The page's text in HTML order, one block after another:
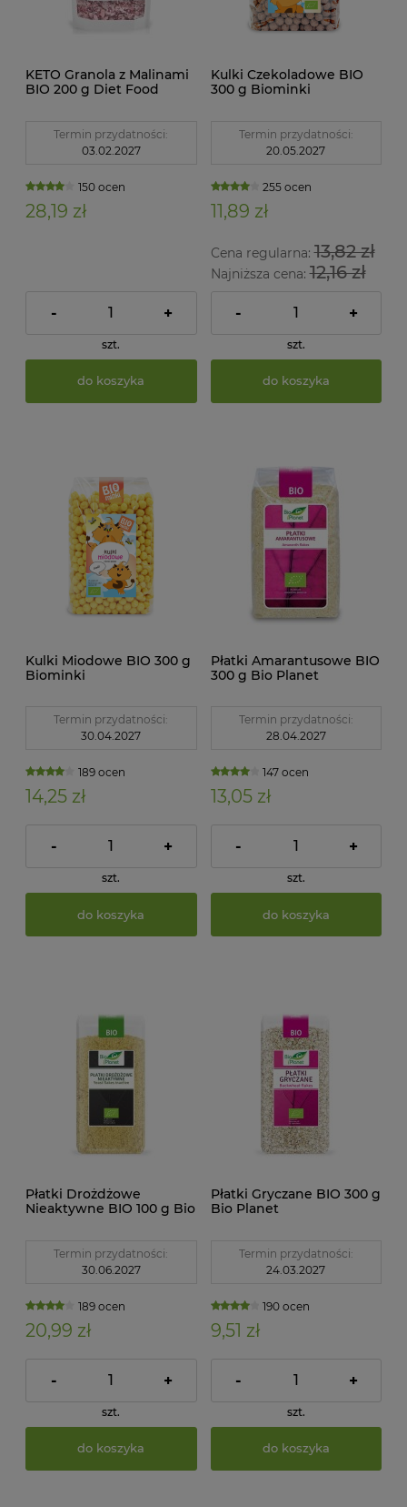
KETO Granola z Malinami
BIO 200 g Diet Food
Termin przydatności:
03.02.2027
150 ocen
28,19 zł
- +
szt.
do koszyka
Kulki Czekoladowe BIO
300 g Biominki
Termin przydatności:
20.05.2027
255 ocen
11,89 zł
Cena regularna:13,82 zł
Najniższa cena:12,16 zł
- +
szt.
do koszyka
Kulki Miodowe BIO 300 g
Biominki
Termin przydatności:
30.04.2027
189 ocen
14,25 zł
- +
szt.
do koszyka
Płatki Amarantusowe BIO
300 g Bio Planet
Termin przydatności:
28.04.2027
147 ocen
13,05 zł
- +
szt.
do koszyka
Płatki Drożdżowe
Nieaktywne BIO 100 g Bio
Termin przydatności:
30.06.2027
189 ocen
20,99 zł
- +
szt.
do koszyka
Płatki Gryczane BIO 300 g
Bio Planet
Termin przydatności:
24.03.2027
190 ocen
9,51 zł
- +
szt.
do koszyka